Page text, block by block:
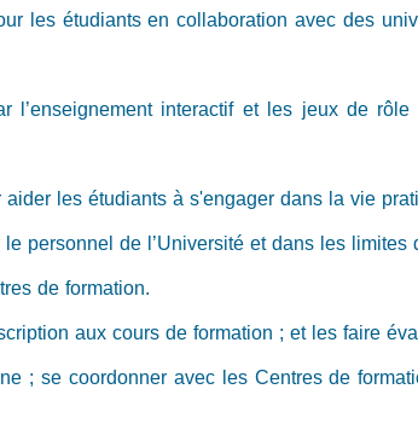
les étudiants en collaboration avec des
l’enseignement interactif et les jeux de
les étudiants à s'engager dans la vie
personnel de l’Université et dans les limites
de formation.
aux cours de formation ; et les faire
; se coordonner avec les Centres de